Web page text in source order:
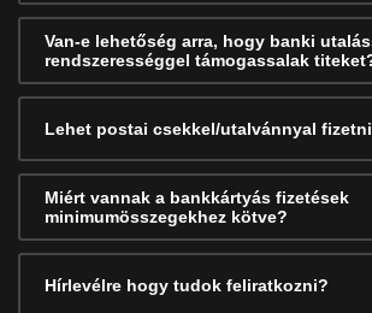
Van-e lehetőség arra, hogy banki
rendszerességgel támogassalak
Lehet postai csekkel/utalvánnyal
Miért vannak a bankkártyás fizetések
minimumösszegekhez kötve?
Hírlevélre hogy tudok feliratkozni?